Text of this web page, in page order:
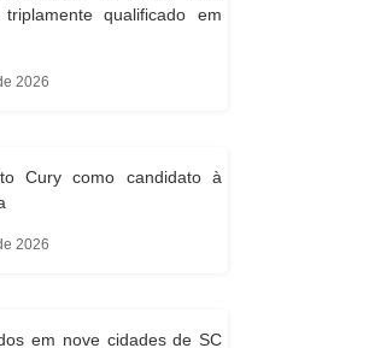
qualificado em
2026
Cury como candidato à
2026
em nove cidades de SC